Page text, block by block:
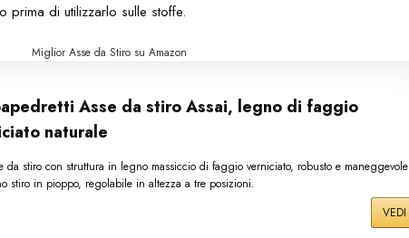
prima di utilizzarlo sulle stoffe.
Miglior Asse da Stiro su Amazon
Asse da stiro Assai, legno di faggio
naturale
da stiro con struttura in legno massiccio di faggio verniciato, robusto e maneggevole
stiro in pioppo, regolabile in altezza a tre posizioni.
VEDI